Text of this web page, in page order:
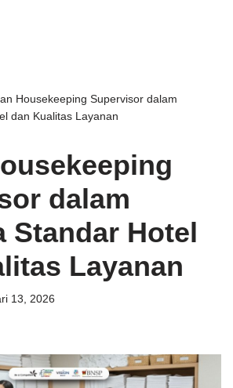
Housekeeping Supervisor dalam
dan Kualitas Layanan
dalam
Standar Hotel
Layanan
13, 2026